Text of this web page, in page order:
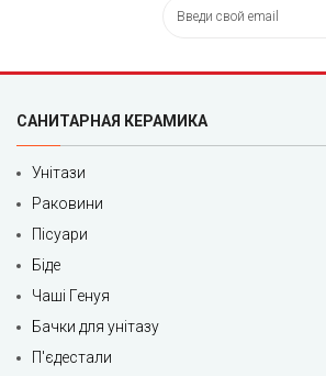
САНИТАРНАЯ КЕРАМИКА
Унітази
Раковини
Пісуари
Біде
Чаші Генуя
Бачки для унітазу
П'єдестали